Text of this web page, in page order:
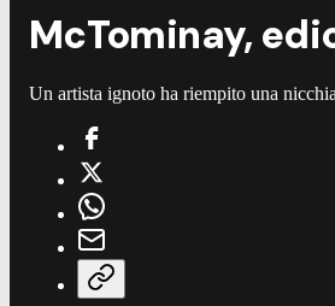
McTominay,
Un artista ignoto ha riempito una